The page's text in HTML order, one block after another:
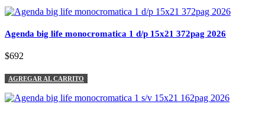
Agenda big life monocromatica 1 d/p 15x21 372pag 2026
$692
AGREGAR AL CARRITO